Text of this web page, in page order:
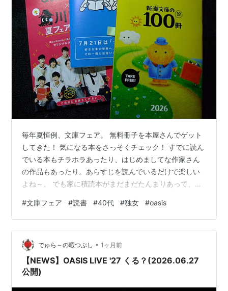
毎年夏恒例、文庫フェア。 無料冊子を本屋さんでゲット
してきた！ 気になる本をさっそくチェック！ すでに読ん
でいる本もチラホラあったり、はじめましてな作家さん
の作品もあったり。あらすじを読んでいるだけで楽しい
よね～。 でも家に積読本がまだまだたんまりあって、新
の間数えたらマンガも含めると７０冊くらいあってです
ね・・・。 いやこれ年内でどうにかなる数じゃないぞと
いう感じｗ でも気になる本が次々に見つかるから仕方な
いよねー。 今回も３社の冊子の中に何冊か読んでみたい
ものがあって、買おうかなぁと考え中。 今はなんだか恋
愛小説を読みたいモードなので、角…
#文庫フェア #読書 #40代 #独女 #oasis
でゅら～の暇つぶし • 1ヶ月前
【NEWS】OASIS LIVE '27 くる？(2026.06.27
公開)